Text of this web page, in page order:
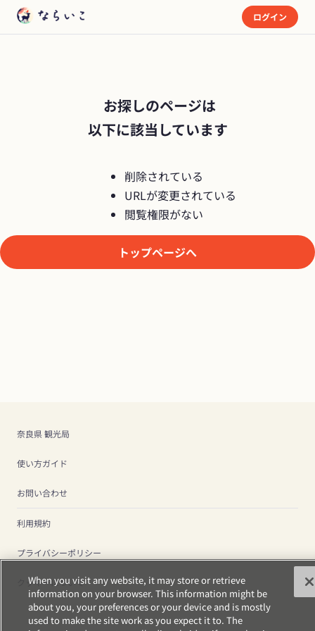
ログイン
以下に該当しています
削除されている
URLが変更されている
閲覧権限がない
トップページへ
奈良県 観光局
使い方ガイド
お問い合わせ
利用規約
プライバシーポリシー
クッキーについて
When you visit any website, it may store or retrieve
information on your browser. This information might be
about you, your preferences or your device and is mostly
used to make the site work as you expect it to. The